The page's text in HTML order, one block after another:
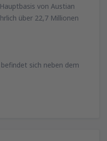
von Austian
über 22,7 Millionen
sich neben dem